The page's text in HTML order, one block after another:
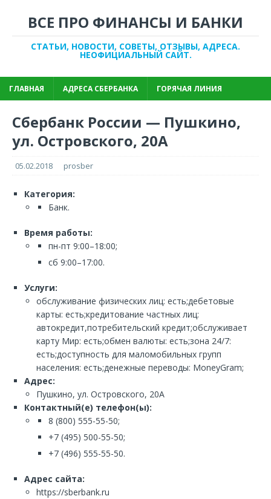
ВСЕ ПРО ФИНАНСЫ И БАНКИ
СТАТЬИ, НОВОСТИ, СОВЕТЫ, ОТЗЫВЫ, АДРЕСА.
НЕОФИЦИАЛЬНЫЙ САЙТ.
ГЛАВНАЯ АДРЕСА СБЕРБАНКА ГОРЯЧАЯ ЛИНИЯ
Сбербанк России — Пушкино,
ул. Островского, 20А
05.02.2018 prosber
Категория:
Банк.
Время работы:
пн-пт 9:00–18:00;
сб 9:00–17:00.
Услуги:
обслуживание физических лиц: есть;дебетовые
карты: есть;кредитование частных лиц:
автокредит,потребительский кредит;обслуживает
карту Мир: есть;обмен валюты: есть;зона 24/7:
есть;доступность для маломобильных групп
населения: есть;денежные переводы: MoneyGram;
Адрес:
Пушкино, ул. Островского, 20А
Контактный(е) телефон(ы):
8 (800) 555-55-50;
+7 (495) 500-55-50;
+7 (496) 555-55-50.
Адрес сайта:
https://sberbank.ru